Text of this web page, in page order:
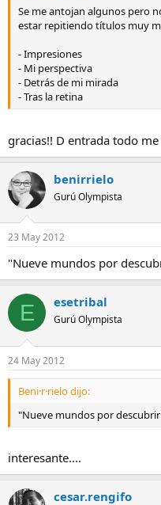
Se me antojan algunos pero
estar repitiendo títulos muy
- Impresiones
- Mi perspectiva
- Detrás de mi mirada
- Tras la retina
gracias!! D entrada todo
benirrielo
Gurú Olympista
23 May 2012
"Nueve mundos por
E esetribal
Gurú Olympista
24 May 2012
Beni·r·rielo dijo:
"Nueve mundos por
interesante....
cesar.rengifo